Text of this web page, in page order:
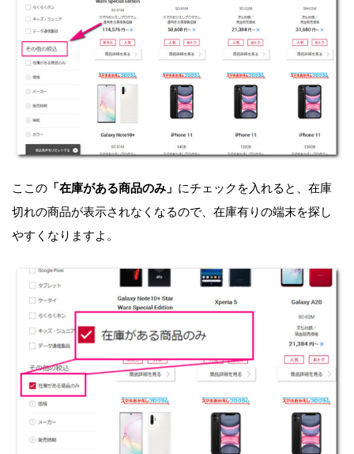
ここの 「在庫がある商品のみ」 にチェックを入れると、在庫
切れの商品が表示されなくなるので、在庫有りの端末を探し
やすくなりますよ。